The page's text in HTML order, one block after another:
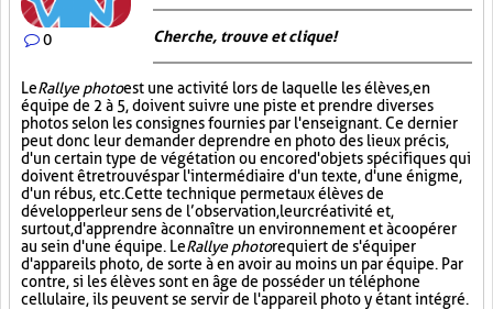
0 Cherche, trouve et clique !
LeRallye photoest une activité lors de laquelle les élèves, en
équipe de 2 à 5, doivent suivre une piste et prendre diverses
photos selon les consignes fournies par l'enseignant. Ce dernier
peut donc leur demander de prendre en photo des lieux précis,
d'un certain type de végétation ou encore d'objets spécifiques qui
doivent être trouvés par l'intermédiaire d'un texte, d'une énigme,
d'un rébus, etc. Cette technique permet aux élèves de
développer leur sens de l’observation, leur créativité et,
surtout, d'apprendre à connaître un environnement et à coopérer
au sein d'une équipe. LeRallye photorequiert de s'équiper
d'appareils photo, de sorte à en avoir au moins un par équipe. Par
contre, si les élèves sont en âge de posséder un téléphone
cellulaire, ils peuvent se servir de l'appareil photo y étant intégré.